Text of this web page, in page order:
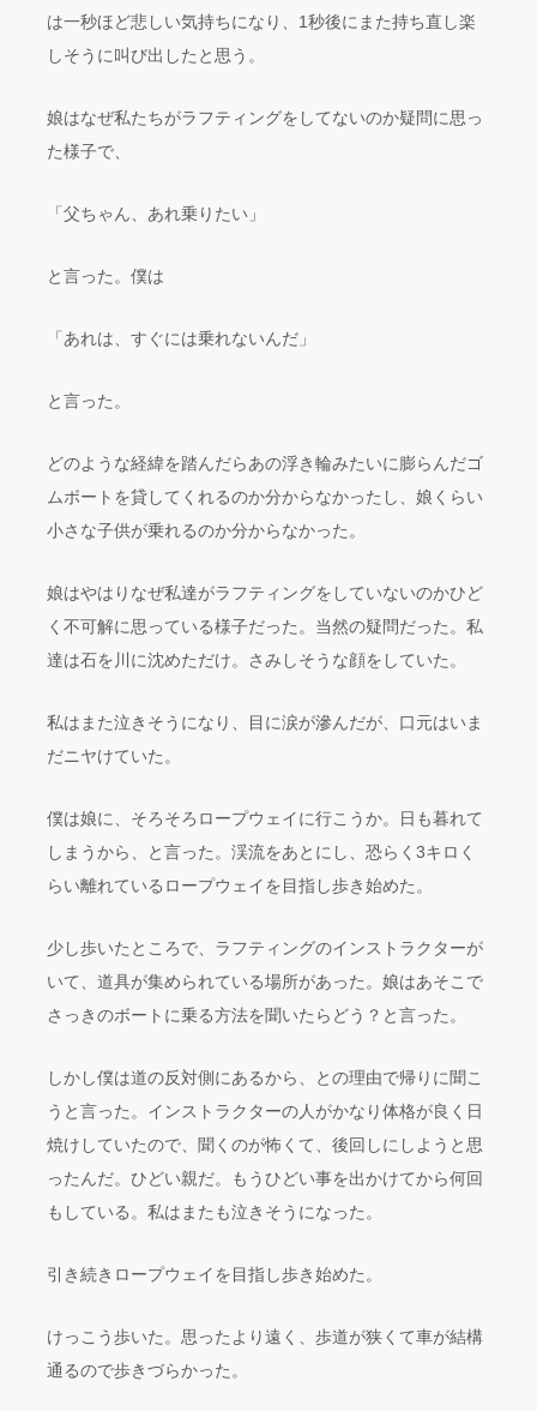
は一秒ほど悲しい気持ちになり、1秒後にまた持ち直し楽
しそうに叫び出したと思う。
娘はなぜ私たちがラフティングをしてないのか疑問に思っ
た様子で、
「父ちゃん、あれ乗りたい」
と言った。僕は
「あれは、すぐには乗れないんだ」
と言った。
どのような経緯を踏んだらあの浮き輪みたいに膨らんだゴ
ムボートを貸してくれるのか分からなかったし、娘くらい
小さな子供が乗れるのか分からなかった。
娘はやはりなぜ私達がラフティングをしていないのかひど
く不可解に思っている様子だった。当然の疑問だった。私
達は石を川に沈めただけ。さみしそうな顔をしていた。
私はまた泣きそうになり、目に涙が滲んだが、口元はいま
だニヤけていた。
僕は娘に、そろそろロープウェイに行こうか。日も暮れて
しまうから、と言った。渓流をあとにし、恐らく3キロく
らい離れているロープウェイを目指し歩き始めた。
少し歩いたところで、ラフティングのインストラクターが
いて、道具が集められている場所があった。娘はあそこで
さっきのボートに乗る方法を聞いたらどう？と言った。
しかし僕は道の反対側にあるから、との理由で帰りに聞こ
うと言った。インストラクターの人がかなり体格が良く日
焼けしていたので、聞くのが怖くて、後回しにしようと思
ったんだ。ひどい親だ。もうひどい事を出かけてから何回
もしている。私はまたも泣きそうになった。
引き続きロープウェイを目指し歩き始めた。
けっこう歩いた。思ったより遠く、歩道が狭くて車が結構
通るので歩きづらかった。